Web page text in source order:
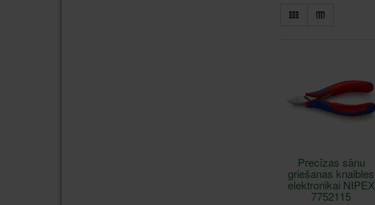
Precīzas sānu
griešanas knaibles
elektronikai NIPEX
7752115